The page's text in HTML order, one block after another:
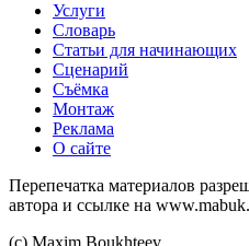
Услуги
Словарь
Статьи для начинающих
Сценарий
Съёмка
Монтаж
Реклама
О сайте
Перепечатка материалов
автора и ссылке на